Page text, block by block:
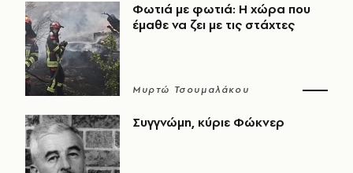
Φωτιά με φωτιά: Η χώρα που
έμαθε να ζει με τις στάχτες
Μυρτώ Τσουμαλάκου
Συγγνώμη, κύριε Φώκνερ